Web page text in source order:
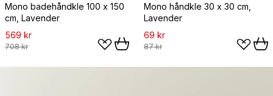
Mono badehåndkle 100 x 150
cm, Lavender
569 kr
708 kr
Mono håndkle 30 x 30 cm,
Lavender
69 kr
87 kr